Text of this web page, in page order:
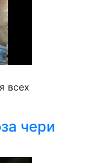
всех
чери